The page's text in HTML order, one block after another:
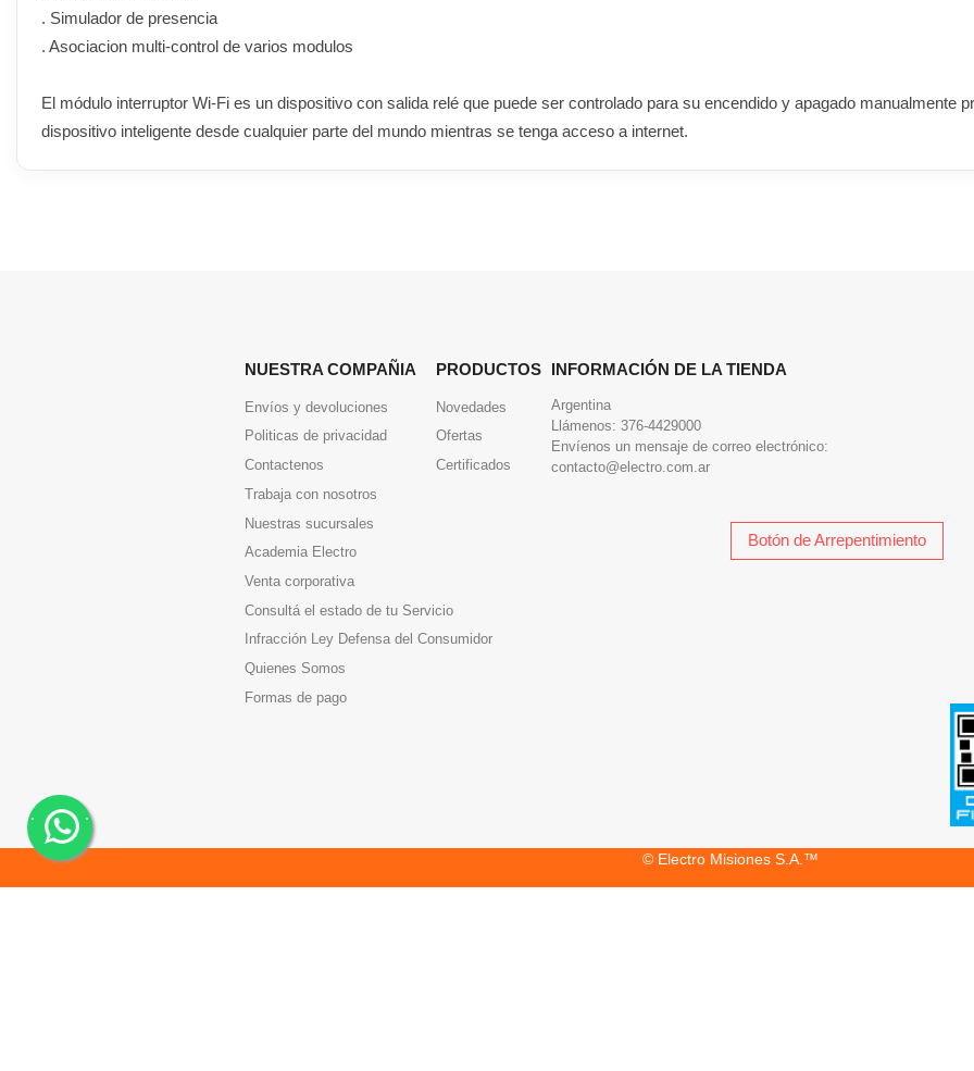
. Simulador de presencia
. Asociacion multi-control de varios modulos
El módulo interruptor Wi-Fi es un dispositivo con salida relé que puede ser controlado para su encendido y apagado manualmente
dispositivo inteligente desde cualquier parte del mundo mientras se tenga acceso a internet.
NUESTRA COMPAÑIA
Envíos y devoluciones
Politicas de privacidad
Contactenos
Trabaja con nosotros
Nuestras sucursales
Academia Electro
Venta corporativa
Consultá el estado de tu Servicio
Infracción Ley Defensa del Consumidor
Quienes Somos
Formas de pago
PRODUCTOS
Novedades
Ofertas
Certificados
INFORMACIÓN DE LA TIENDA
Argentina
Llámenos: 376-4429000
Envíenos un mensaje de correo electrónico:
contacto@electro.com.ar
Botón de Arrepentimiento
© Electro Misiones S.A.™
. .